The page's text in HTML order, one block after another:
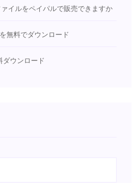
イルをペイパルで販売できますか
無料でダウンロード
ダウンロード